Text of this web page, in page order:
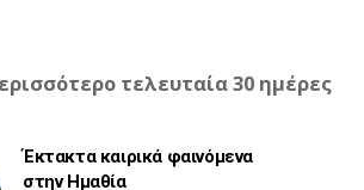
τελευταία 30 ημέρες
Έκτακτα καιρικά φαινόμενα
στην Ημαθία